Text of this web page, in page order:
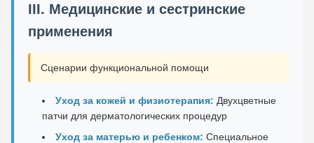
III. Медицинские и сестринские
применения
Сценарии функциональной помощи
Уход за кожей и физиотерапия: Двухцветные
патчи для дерматологических процедур
Уход за матерью и ребенком: Специальное